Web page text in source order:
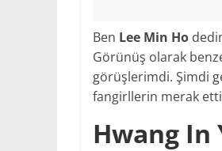
Ben Lee Min Ho
Görünüş olarak
görüşlerimdi. Şimdi
fangirllerin merak
Hwang In